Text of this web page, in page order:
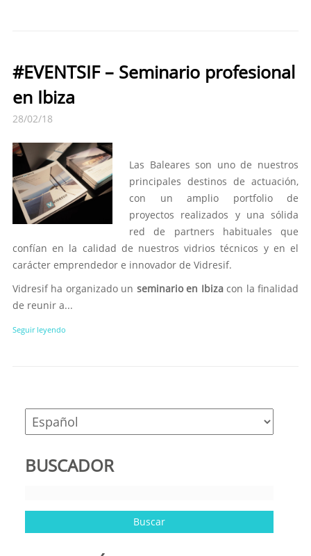
#EVENTSIF – Seminario profesional
en Ibiza
28/02/18
Las Baleares son uno de nuestros
principales destinos de actuación,
con un amplio portfolio de
proyectos realizados y una sólida
red de partners habituales que
confían en la calidad de nuestros vidrios técnicos y en el
carácter emprendedor e innovador de Vidresif.
Vidresif ha organizado un seminario en Ibizacon la finalidad
de reunir a...
Seguir leyendo
BUSCADOR